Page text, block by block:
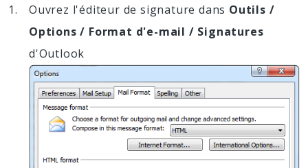
Ouvrez l'éditeur de signature dans Outils /
Options / Format d'e-mail / Signatures
d'Outlook